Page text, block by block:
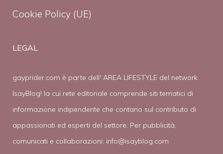
Cookie Policy (UE)
LEGAL
gayprider.com è parte dell' AREA LIFESTYLE del network
IsayBlog! la cui rete editoriale comprende siti tematici di
informazione indipendente che contano sul contributo di
appassionati ed esperti del settore. Per pubblicità,
comunicati e collaborazioni: info@isayblog.com